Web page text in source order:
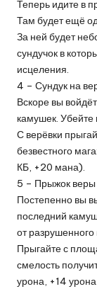
Теперь идите в
Там будет ещё
За ней будет
сундучок в
исцеления.
4 – Сундук на
Вскоре вы
камушек. Убейте
С верёвки
безвестного
КБ, +20 мана).
5 – Прыжок веры
Постепенно вы
последний
от разрушенного
Прыгайте с
смелость
урона, +14